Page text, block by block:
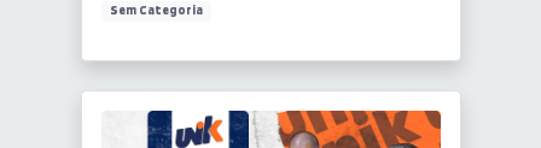
Sem Categoria